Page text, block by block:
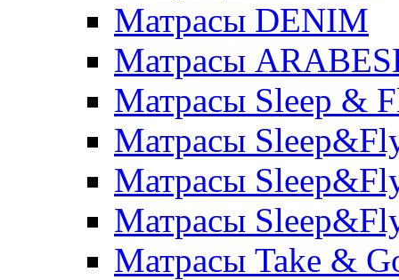
Матрасы DENIM
Матрасы
Матрасы Sleep &
Матрасы
Матрасы
Матрасы
Матрасы Take &